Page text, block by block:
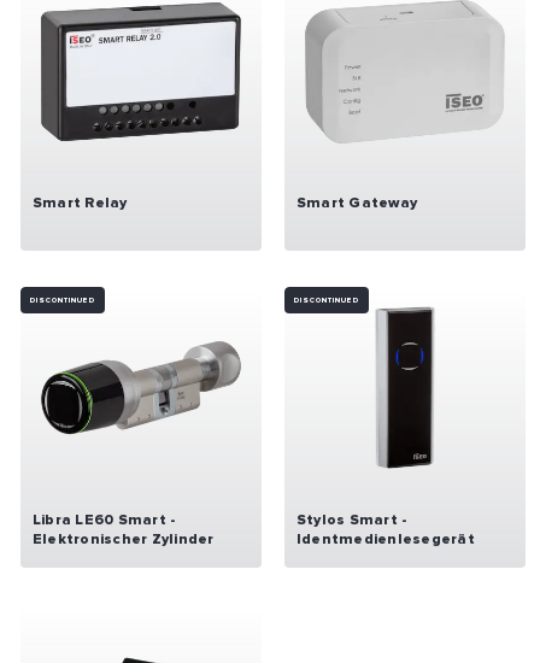
Smart Relay Smart Gateway
Libra LE60 Smart -
Elektronischer Zylinder
DISCONTINUED
Stylos Smart -
Identmedienlesegerät
DISCONTINUED